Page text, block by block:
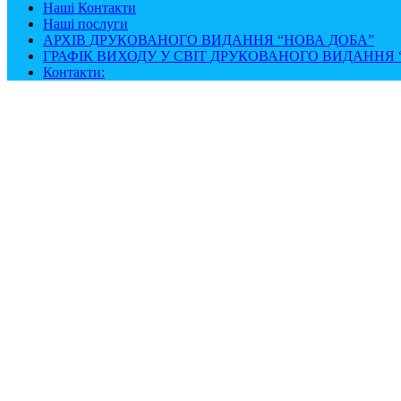
Наші Контакти
Наші послуги
АРХІВ ДРУКОВАНОГО ВИДАННЯ “НОВА ДОБА”
ГРАФІК ВИХОДУ У СВІТ ДРУКОВАНОГО ВИДАННЯ
Контакти: